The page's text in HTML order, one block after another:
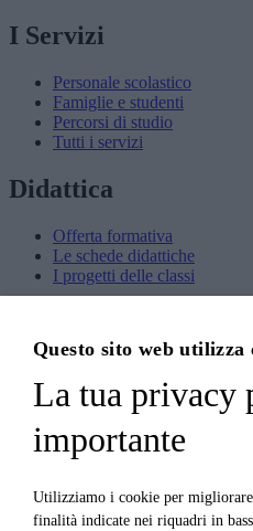
I Servizi
Personale scolastico
Famiglie e studenti
Percorsi di studio
Tutti i servizi
Didattica
Offerta formativa
Le schede didattiche
I progetti delle classi
Le circolari
Calendario eventi
Albo online
PON – FESR
PNRR – PN 21-27
Questo sito web utilizza
La tua privacy
importante
Utilizziamo i cookie per
finalità indicate nei riquadri in